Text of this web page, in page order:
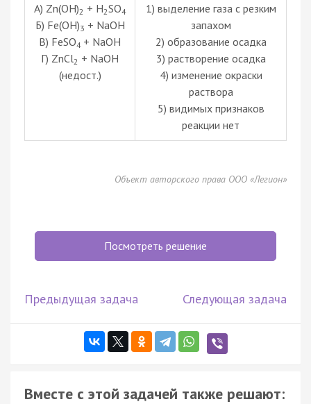
А) Zn(OH)2 + H2SO4
Б) Fe(OH)3 + NaOH
В) FeSO4 + NaOH
Г) ZnCl2 + NaOH
(недост.)
1) выделение газа с резким
запахом
2) образование осадка
3) растворение осадка
4) изменение окраски
раствора
5) видимых признаков
реакции нет
Объект авторского права ООО «Легион»
Посмотреть решение
Предыдущая задача Следующая задача
Вместе с этой задачей также решают: